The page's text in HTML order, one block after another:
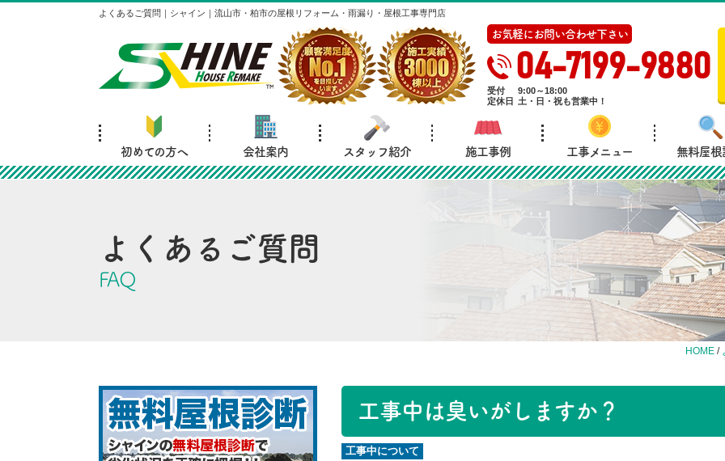
よくあるご質問｜シャイン｜流山市・柏市の屋根リフォーム・雨漏り・屋根工事専門店
お気軽にお問い合わせ下さい
04-7199-9880
受付
9:00～18:00
定休日
土・日・祝も営業中！
初めての方へ 会社案内 スタッフ紹介 施工事例 工事メニュー 無料屋根
よくあるご質問
FAQ
HOME /
工事中は臭いがしますか？
工事中について